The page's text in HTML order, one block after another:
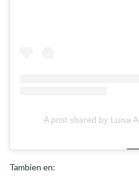
A post shared by Luisa
Tambien en: